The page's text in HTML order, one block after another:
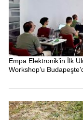
Empa Elektronik’in İlk
Workshop’u